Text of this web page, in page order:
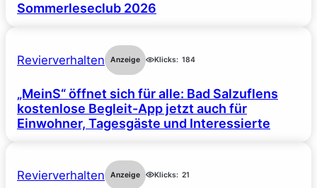
Sommerleseclub 2026
Revierverhalten Anzeige Klicks: 184
„MeinS“ öffnet sich für alle: Bad Salzuflens
kostenlose Begleit-App jetzt auch für
Einwohner, Tagesgäste und Interessierte
Revierverhalten Anzeige Klicks: 21